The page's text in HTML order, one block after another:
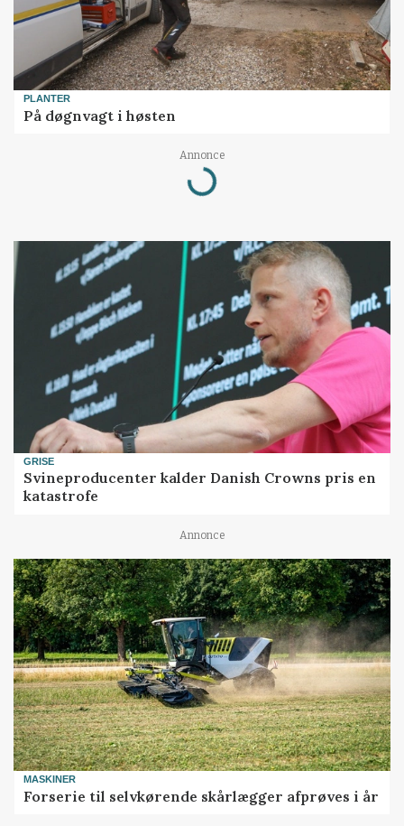
PLANTER
På døgnvagt i høsten
Annonce
Loading...
GRISE
Svineproducenter kalder Danish Crowns pris en
katastrofe
Annonce
MASKINER
Forserie til selvkørende skårlægger afprøves i år